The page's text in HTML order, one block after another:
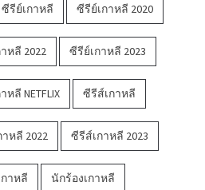
ซีรีย์เกาหลี ซีรีย์เกาหลี 2020
หลี 2022 ซีรีย์เกาหลี 2023
หลี NETFLIX ซีรีส์เกาหลี
หลี 2022 ซีรีส์เกาหลี 2023
าหลี นักร้องเกาหลี